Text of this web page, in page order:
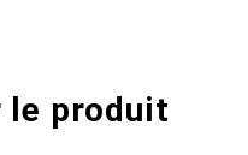
le produit